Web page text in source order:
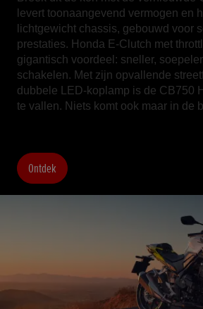
levert toonaangevend vermogen en
lichtgewicht chassis, gebouwd voor
prestaties. Honda E-Clutch met
gigantisch voordeel: sneller,
schakelen. Met zijn opvallende
dubbele LED-koplamp is de CB750
te vallen. Niets komt ook maar in de
Ontdek